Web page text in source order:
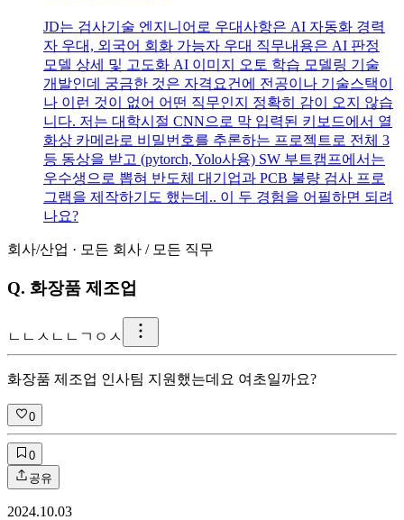
JD는 검사기술 엔지니어로 우대사항은 AI 자동화 경력
자 우대, 외국어 회화 가능자 우대 직무내용은 AI 판정
모델 상세 및 고도화 AI 이미지 오토 학습 모델링 기술
개발인데 궁금한 것은 자격요건에 전공이나 기술스택이
나 이런 것이 없어 어떤 직무인지 정확히 감이 오지 않습
니다. 저는 대학시절 CNN으로 막 입력된 키보드에서 열
화상 카메라로 비밀번호를 추론하는 프로젝트로 전체 3
등 동상을 받고 (pytorch, Yolo사용) SW 부트캠프에서는
우수생으로 뽑혀 반도체 대기업과 PCB 불량 검사 프로
그램을 제작하기도 했는데.. 이 두 경험을 어필하면 되려
나요?
회사/산업 · 모든 회사 / 모든 직무
Q. 화장품 제조업
ㄴ ㄴㅅㄴㄴㄱㅇㅅ
화장품 제조업 인사팀 지원했는데요 여초일까요?
0
0
공유
2024.10.03